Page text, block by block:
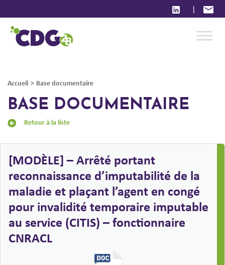
|
Accueil > Base documentaire
BASE DOCUMENTAIRE
Retour à la liste
[MODÈLE] – Arrêté portant
reconnaissance d’imputabilité de la
maladie et plaçant l’agent en congé
pour invalidité temporaire imputable
au service (CITIS) – fonctionnaire
CNRACL